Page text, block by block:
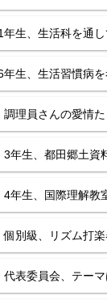
年生、生活科を通
年生、生活習慣病
調理員さんの愛情
3年生、都田郷土資
4年生、国際理解教
別級、リズム打楽
表委員会、テーマ